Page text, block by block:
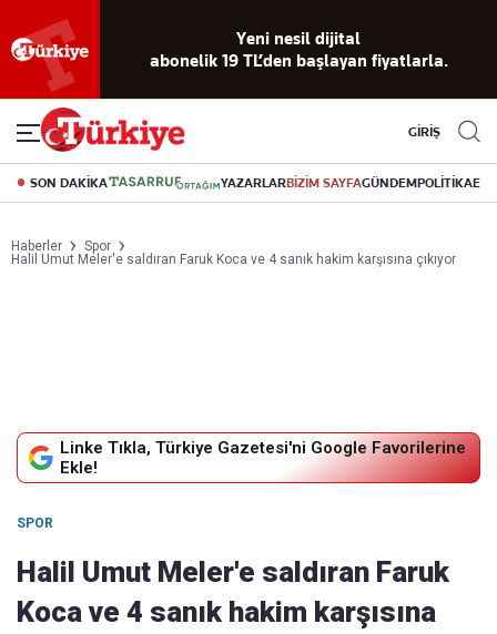
Yeni nesil dijital
abonelik 19 TL’den başlayan fiyatlarla.
GİRİŞ
SON DAKİKA YAZARLARBİZİM SAYFAGÜNDEMPOLİTİKA
Haberler
Spor
Halil Umut Meler'e saldıran Faruk Koca ve 4 sanık hakim karşısına çıkıyor
Linke Tıkla, Türkiye Gazetesi'ni Google Favorilerine
Ekle!
SPOR
Halil Umut Meler'e saldıran Faruk
Koca ve 4 sanık hakim karşısına